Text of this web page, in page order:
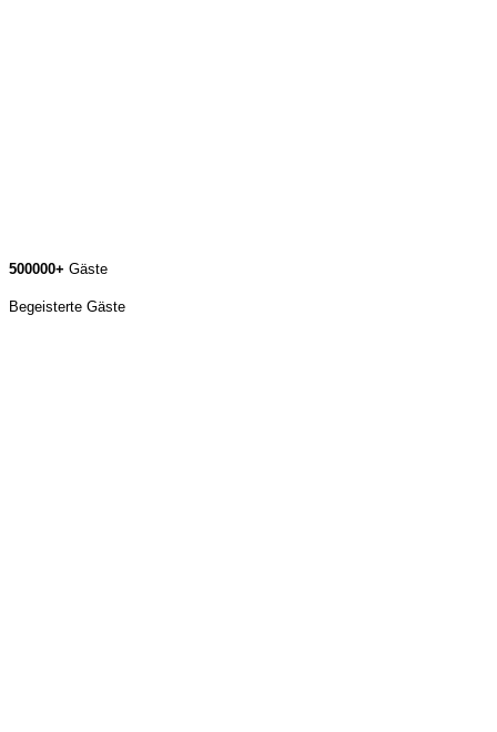
500000+ Gäste
Begeisterte Gäste